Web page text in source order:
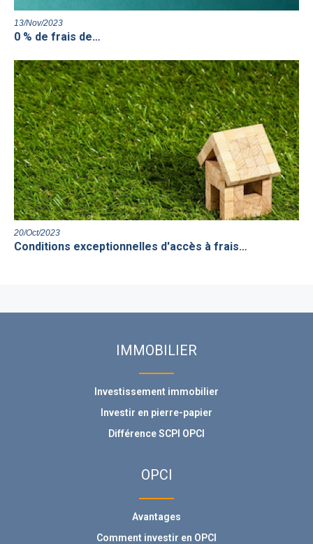
13/Nov/2023
0 % de frais de…
20/Oct/2023
Conditions exceptionnelles d'accès à frais…
IMMOBILIER
Investissement immobilier
Investir en pierre-papier
Différence SCPI OPCI
OPCI
Avantages
Comment investir en OPCI